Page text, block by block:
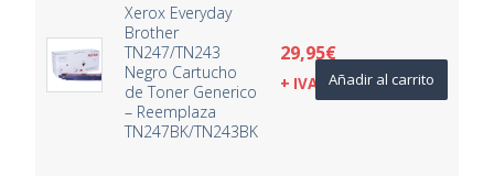
Xerox Everyday
Brother
TN247/TN243
Negro Cartucho
de Toner Generico
– Reemplaza
TN247BK/TN243BK
29,95€
+ IVA Añadir al carrito